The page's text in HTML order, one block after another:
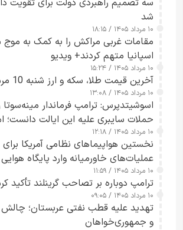
شد
۱۰ مرداد ۱۴۰۵ / ۱۸:۱۵
مقامات غربی مراکش را به کمک به موج
اسپانیا متهم کردند+ ویدیو
۱۰ مرداد ۱۴۰۵ / ۱۵:۲۴
آخرین قیمت طلا، سکه و ارز شنبه 10 مرداد+ جدول
۱۰ مرداد ۱۴۰۵ / ۱۳:۰۸
اسوشیتدپرس: ترامپ فرماندار
حملات سایبری علیه این ایالت دانست؛
ارائه نکرد
۱۰ مرداد ۱۴۰۵ / ۱۲:۱۸
نخستین هواپیماهای نظامی آمریکا برای
عملیات‌های خاورمیانه وارد پایگاه
شدند
۱۰ مرداد ۱۴۰۵ / ۱۱:۵۹
ترامپ دوباره بر تصاحب گرینلند تأکید
۱۰ مرداد ۱۴۰۵ / ۰۹:۰۵
تهدید علیه قطب نفتی عربستان؛ چالش
و جمهوری‌خواهان